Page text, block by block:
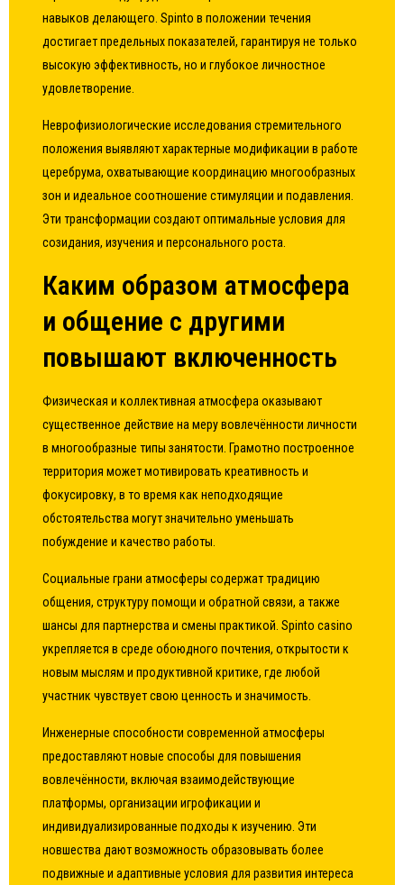
навыков делающего. Spinto в положении течения
достигает предельных показателей, гарантируя не только
высокую эффективность, но и глубокое личностное
удовлетворение.
Неврофизиологические исследования стремительного
положения выявляют характерные модификации в работе
церебрума, охватывающие координацию многообразных
зон и идеальное соотношение стимуляции и подавления.
Эти трансформации создают оптимальные условия для
созидания, изучения и персонального роста.
Каким образом атмосфера
и общение с другими
повышают включенность
Физическая и коллективная атмосфера оказывают
существенное действие на меру вовлечённости личности
в многообразные типы занятости. Грамотно построенное
территория может мотивировать креативность и
фокусировку, в то время как неподходящие
обстоятельства могут значительно уменьшать
побуждение и качество работы.
Социальные грани атмосферы содержат традицию
общения, структуру помощи и обратной связи, а также
шансы для партнерства и смены практикой. Spinto casino
укрепляется в среде обоюдного почтения, открытости к
новым мыслям и продуктивной критике, где любой
участник чувствует свою ценность и значимость.
Инженерные способности современной атмосферы
предоставляют новые способы для повышения
вовлечённости, включая взаимодействующие
платформы, организации игрофикации и
индивидуализированные подходы к изучению. Эти
новшества дают возможность образовывать более
подвижные и адаптивные условия для развития интереса